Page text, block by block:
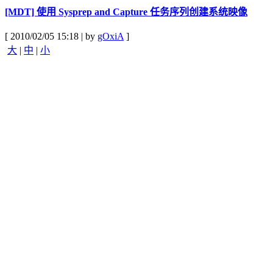
[MDT] 使用 Sysprep and Capture 任务序列创建系统映像
[ 2010/02/05 15:18 | by gOxiA]
大 | 中 | 小